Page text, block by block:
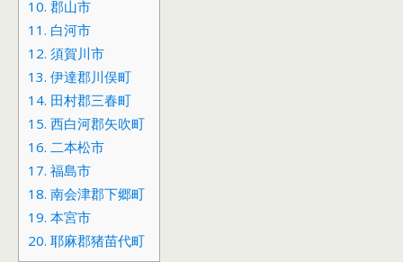
10. 郡山市
11. 白河市
12. 須賀川市
13. 伊達郡川俣町
14. 田村郡三春町
15. 西白河郡矢吹町
16. 二本松市
17. 福島市
18. 南会津郡下郷町
19. 本宮市
20. 耶麻郡猪苗代町